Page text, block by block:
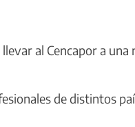
al Cencapor a
de distintos